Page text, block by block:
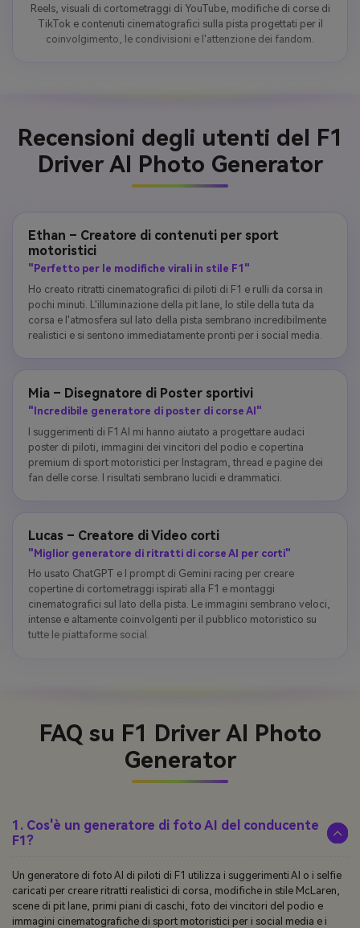
Reels, visuali di cortometraggi di YouTube, modifiche di corse di
TikTok e contenuti cinematografici sulla pista progettati per il
coinvolgimento, le condivisioni e l'attenzione dei fandom.
Recensioni degli utenti del F1
Driver AI Photo Generator
Ethan – Creatore di contenuti per sport
motoristici
"Perfetto per le modifiche virali in stile F1"
Ho creato ritratti cinematografici di piloti di F1 e rulli da corsa in
pochi minuti. L'illuminazione della pit lane, lo stile della tuta da
corsa e l'atmosfera sul lato della pista sembrano incredibilmente
realistici e si sentono immediatamente pronti per i social media.
Mia – Disegnatore di Poster sportivi
"Incredibile generatore di poster di corse AI"
I suggerimenti di F1 AI mi hanno aiutato a progettare audaci
poster di piloti, immagini dei vincitori del podio e copertina
premium di sport motoristici per Instagram, thread e pagine dei
fan delle corse. I risultati sembrano lucidi e drammatici.
Lucas – Creatore di Video corti
"Miglior generatore di ritratti di corse AI per corti"
Ho usato ChatGPT e I prompt di Gemini racing per creare
copertine di cortometraggi ispirati alla F1 e montaggi
cinematografici sul lato della pista. Le immagini sembrano veloci,
intense e altamente coinvolgenti per il pubblico motoristico su
tutte le piattaforme social.
FAQ su F1 Driver AI Photo
Generator
1. Cos'è un generatore di foto AI del conducente
F1?
Un generatore di foto AI di piloti di F1 utilizza i suggerimenti AI o i selfie
caricati per creare ritratti realistici di corsa, modifiche in stile McLaren,
scene di pit lane, primi piani di caschi, foto dei vincitori del podio e
immagini cinematografiche di sport motoristici per i social media e i